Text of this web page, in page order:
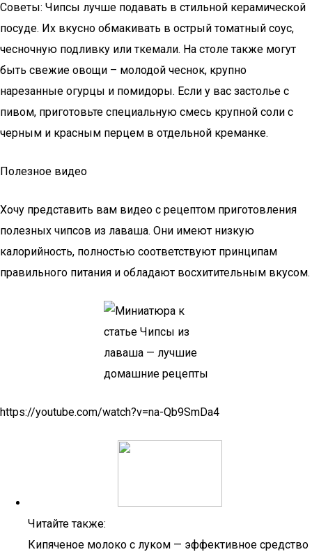
Советы: Чипсы лучше подавать в стильной керамической
посуде. Их вкусно обмакивать в острый томатный соус,
чесночную подливку или ткемали. На столе также могут
быть свежие овощи – молодой чеснок, крупно
нарезанные огурцы и помидоры. Если у вас застолье с
пивом, приготовьте специальную смесь крупной соли с
черным и красным перцем в отдельной креманке.
Полезное видео
Хочу представить вам видео с рецептом приготовления
полезных чипсов из лаваша. Они имеют низкую
калорийность, полностью соответствуют принципам
правильного питания и обладают восхитительным вкусом.
https://youtube.com/watch?v=na-Qb9SmDa4
Читайте также:
Кипяченое молоко с луком — эффективное средство